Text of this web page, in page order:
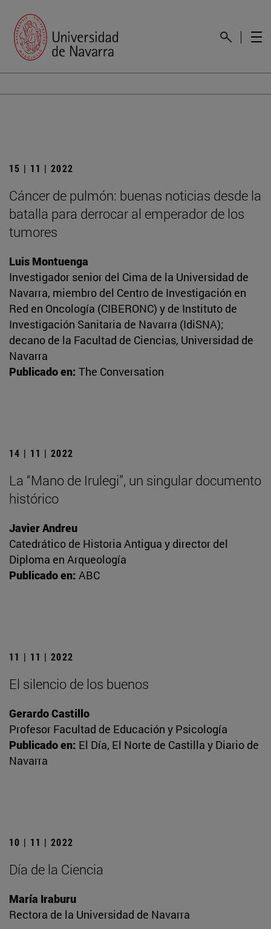
15 | 11 | 2022
Cáncer de pulmón: buenas noticias desde la
batalla para derrocar al emperador de los
tumores
Luis Montuenga
Investigador senior del Cima de la Universidad de
Navarra, miembro del Centro de Investigación en
Red en Oncología (CIBERONC) y de Instituto de
Investigación Sanitaria de Navarra (IdiSNA);
decano de la Facultad de Ciencias, Universidad de
Navarra
Publicado en: The Conversation
14 | 11 | 2022
La “Mano de Irulegi”, un singular documento
histórico
Javier Andreu
Catedrático de Historia Antigua y director del
Diploma en Arqueología
Publicado en: ABC
11 | 11 | 2022
El silencio de los buenos
Gerardo Castillo
Profesor Facultad de Educación y Psicología
Publicado en: El Día, El Norte de Castilla y Diario de
Navarra
10 | 11 | 2022
Día de la Ciencia
María Iraburu
Rectora de la Universidad de Navarra